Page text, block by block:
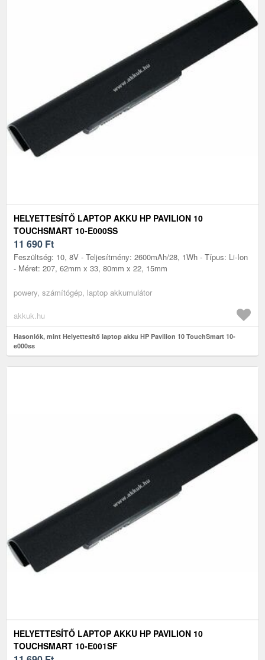
HELYETTESÍTŐ LAPTOP AKKU HP PAVILION 10
TOUCHSMART 10-E000SS
11 690 Ft
Feszültség: 10, 8V - Teljesítmény: 2600mAh/28, 1Wh - Típus: Li-Ion
- Méret: 207, 62mm x 33, 80mm x 22, 15mm
powery, számítógép, laptop akkumulátor
akkuk.hu
Hasonlók, mint Helyettesítő laptop akku HP Pavilion 10 TouchSmart 10-
e000ss
HELYETTESÍTŐ LAPTOP AKKU HP PAVILION 10
TOUCHSMART 10-E001SF